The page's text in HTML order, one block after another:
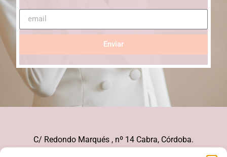
Enviar
C/ Redondo Marqués , nº 14 Cabra, Córdoba.